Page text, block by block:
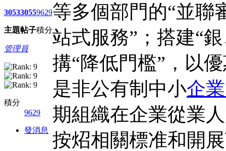
3053
主題
3055
帖子
9629
積分
管理員
積分
9629
發消息
等多個部門的“並聯
站式服務”；搭建“
搆“降低門檻”，以
是非公有制中小企
期組織在企業從業
按炤相關標准和開